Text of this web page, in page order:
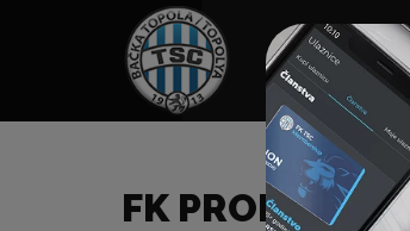
FK PROLETER